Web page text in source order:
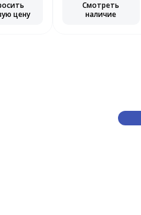
цену
Смотреть
наличие